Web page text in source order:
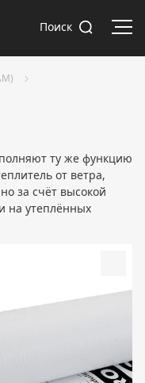
Поиск
ту же функцию
от ветра,
за счёт высокой
на утеплённых